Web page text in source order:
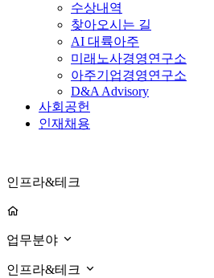
수상내역
찾아오시는 길
AI 대륙아주
미래노사경영연구소
아주기업경영연구소
D&A Advisory
사회공헌
인재채용
인프라&테크
업무분야
인프라&테크